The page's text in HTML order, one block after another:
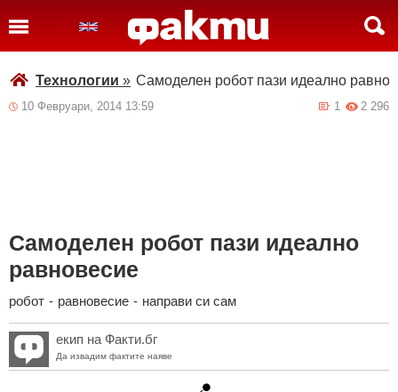
Технологии » Самоделен робот пази идеално
10 Февруари, 2014 13:59 2 296
1
Самоделен робот пази идеално
равновесие
робот - равновесие - направи си сам
екип на Факти.бг
Да извадим фактите наяве